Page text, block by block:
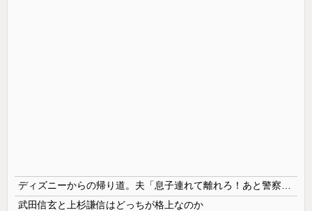
武田信玄と上杉謙信はどっちが格上なのか